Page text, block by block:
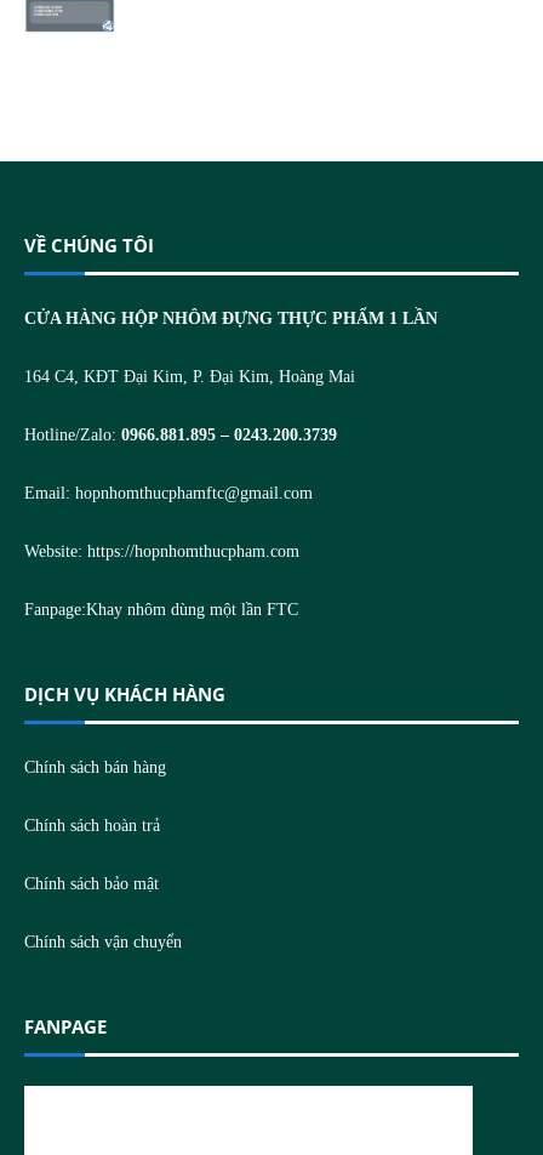
VỀ CHÚNG TÔI
CỬA HÀNG HỘP NHÔM ĐỰNG THỰC PHẨM 1 LẦN
164 C4, KĐT Đại Kim, P. Đại Kim, Hoàng Mai
Hotline/Zalo: 0966.881.895 – 0243.200.3739
Email: hopnhomthucphamftc@gmail.com
Website: https://hopnhomthucpham.com
Fanpage:Khay nhôm dùng một lần FTC
DỊCH VỤ KHÁCH HÀNG
Chính sách bán hàng
Chính sách hoàn trả
Chính sách bảo mật
Chính sách vận chuyển
FANPAGE